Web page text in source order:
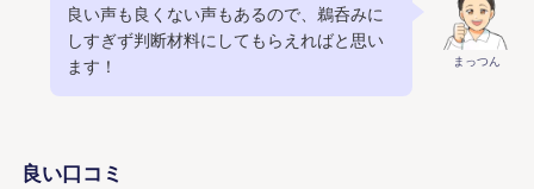
まっつん
良い声も良くない声もあるので、鵜呑みに
しすぎず判断材料にしてもらえればと思い
ます！
良い口コミ